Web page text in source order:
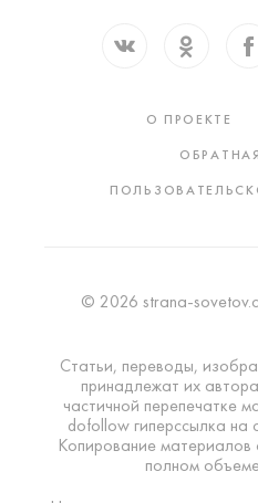
О ПРОЕКТЕ
© 2026 strana-
Статьи, переводы,
принадлежат их
частичной перепечатке
dofollow гиперссылка на
Копирование
полном